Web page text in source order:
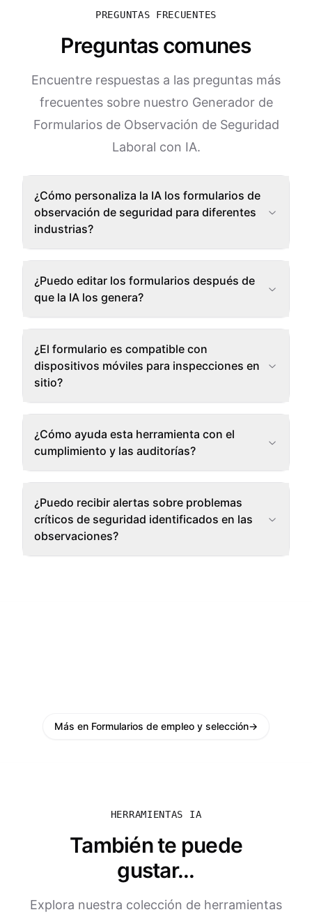
PREGUNTAS FRECUENTES
Preguntas comunes
Encuentre respuestas a las preguntas más
frecuentes sobre nuestro Generador de
Formularios de Observación de Seguridad
Laboral con IA.
¿Cómo personaliza la IA los formularios de
observación de seguridad para diferentes
industrias?
¿Puedo editar los formularios después de
que la IA los genera?
¿El formulario es compatible con
dispositivos móviles para inspecciones en
sitio?
¿Cómo ayuda esta herramienta con el
cumplimiento y las auditorías?
¿Puedo recibir alertas sobre problemas
críticos de seguridad identificados en las
observaciones?
Más en Formularios de empleo y selección→
HERRAMIENTAS IA
También te puede
gustar...
Explora nuestra colección de herramientas